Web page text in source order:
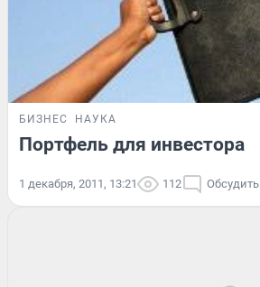
БИЗНЕС НАУКА
Портфель для инвестора
1 декабря, 2011, 13:21 112 Обсудить